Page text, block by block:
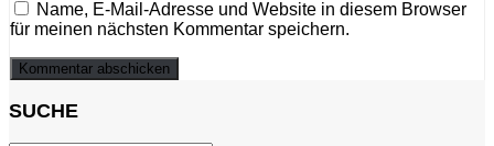
Name, E-Mail-Adresse und Website in diesem Browser
für meinen nächsten Kommentar speichern.
SUCHE